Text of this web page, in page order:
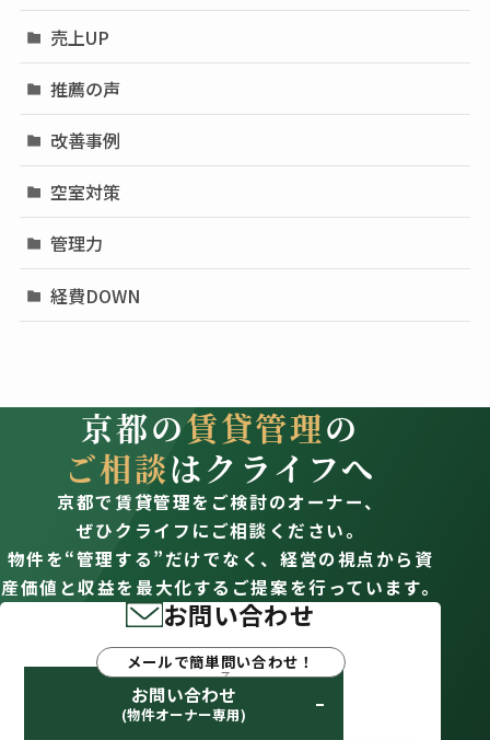
売上UP
推薦の声
改善事例
空室対策
管理力
経費DOWN
京都の賃貸管理の
ご相談はクライフへ
京都で賃貸管理をご検討のオーナー、
ぜひクライフにご相談ください。
物件を“管理する”だけでなく、経営の視点から資
産価値と収益を最大化するご提案を行っています。
お問い合わせ
メールで簡単問い合わせ！
お問い合わせ
(物件オーナー専用)